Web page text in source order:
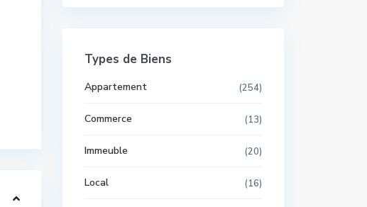
Types de Biens
Appartement (254)
Commerce (13)
Immeuble (20)
Local (16)